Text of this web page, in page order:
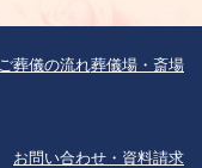
ご葬儀の流れ葬儀場・斎場
お問い合わせ・資料請求